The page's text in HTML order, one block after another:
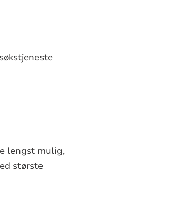
lengst mulig,
største